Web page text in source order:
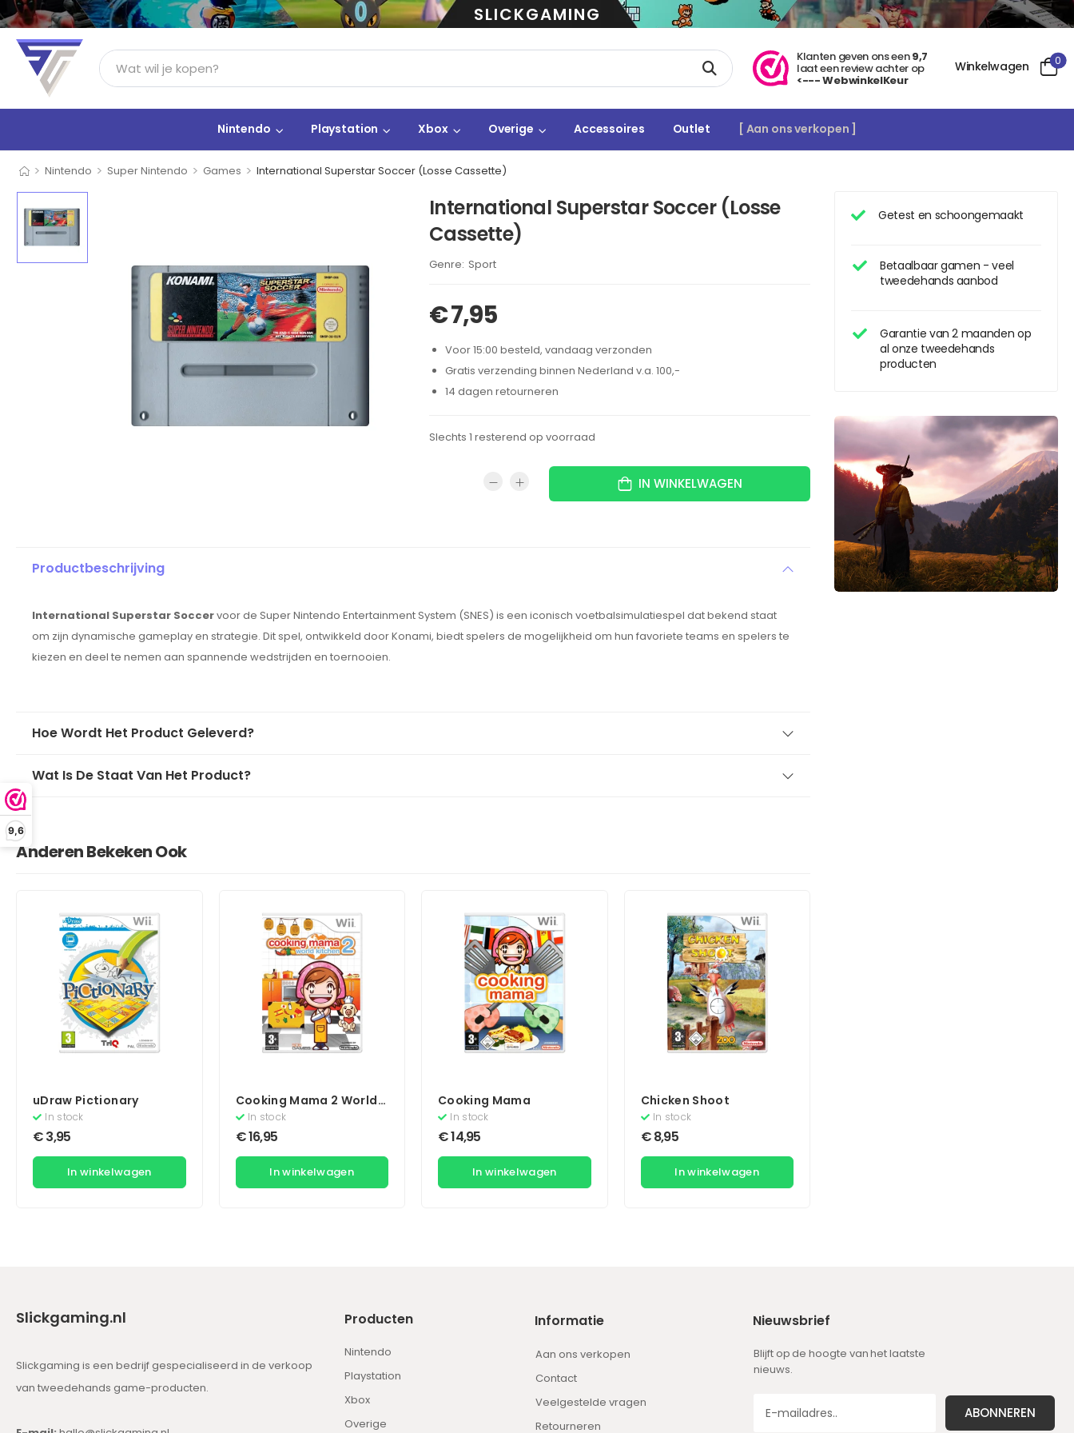
9,6
SLICKGAMING
Klanten geven ons een9,7
laat een review achter op
<--- WebwinkelKeur
Winkelwagen 0
Nintendo Playstation Xbox Overige Accessoires Outlet [ Aan ons verkopen ]
> Nintendo > Super Nintendo > Games > International Superstar Soccer (Losse Cassette)
Getest en schoongemaakt
Betaalbaar gamen - veel
tweedehands aanbod
Garantie van 2 maanden op
al onze tweedehands
producten
International Superstar Soccer (Losse
Cassette)
Brand:
Sport
€7,95
Voor 15:00 besteld, vandaag verzonden
Gratis verzending binnen Nederland v.a. 100,-
14 dagen retourneren
Slechts 1 resterend op voorraad
IN WINKELWAGEN
Productbeschrijving
International Superstar Soccervoor de Super Nintendo Entertainment System (SNES) is een iconisch voetbalsimulatiespel dat bekend staat
om zijn dynamische gameplay en strategie. Dit spel, ontwikkeld door Konami, biedt spelers de mogelijkheid om hun favoriete teams en spelers te
kiezen en deel te nemen aan spannende wedstrijden en toernooien.
Hoe Wordt Het Product Geleverd?
Wat Is De Staat Van Het Product?
Anderen Bekeken Ook
uDraw Pictionary
In stock
€3,95
In winkelwagen
Cooking Mama 2 World
Kitchen
In stock
€16,95
In winkelwagen
Cooking Mama
In stock
€14,95
In winkelwagen
Chicken Shoot
In stock
€8,95
In winkelwagen
Slickgaming.nl
Slickgaming is een bedrijf gespecialiseerd in de verkoop
van tweedehands game-producten.
Producten
Nintendo
Playstation
Xbox
Overige
Informatie
Aan ons verkopen
Contact
Veelgestelde vragen
Retourneren
Nieuwsbrief
Blijft op de hoogte van het laatste
nieuws.